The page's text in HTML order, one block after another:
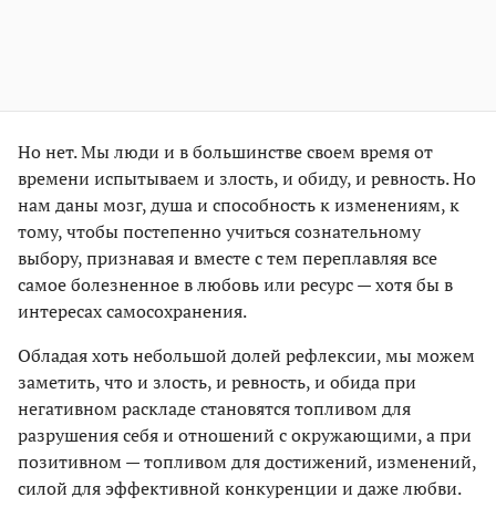
Но нет. Мы люди и в большинстве своем время от
времени испытываем и злость, и обиду, и ревность. Но
нам даны мозг, душа и способность к изменениям, к
тому, чтобы постепенно учиться сознательному
выбору, признавая и вместе с тем переплавляя все
самое болезненное в любовь или ресурс — хотя бы в
интересах самосохранения.
Обладая хоть небольшой долей рефлексии, мы можем
заметить, что и злость, и ревность, и обида при
негативном раскладе становятся топливом для
разрушения себя и отношений с окружающими, а при
позитивном — топливом для достижений, изменений,
силой для эффективной конкуренции и даже любви.